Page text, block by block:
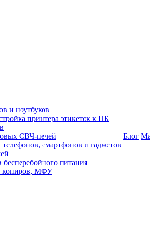
и ноутбуков
принтера этикеток к ПК
СВЧ-печей
смартфонов и гаджетов
бесперебойного питания
копиров, МФУ
Блог